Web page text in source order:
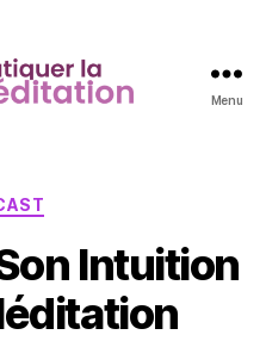
Menu
Intuition